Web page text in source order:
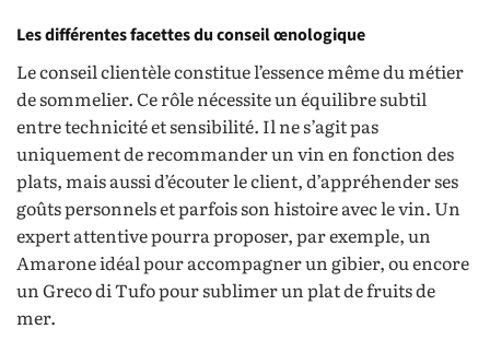
Les différentes facettes du conseil œnologique
Le conseil clientèle constitue l’essence même du métier
de sommelier. Ce rôle nécessite un équilibre subtil
entre technicité et sensibilité. Il ne s’agit pas
uniquement de recommander un vin en fonction des
plats, mais aussi d’écouter le client, d’appréhender ses
goûts personnels et parfois son histoire avec le vin. Un
expert attentive pourra proposer, par exemple, un
Amarone idéal pour accompagner un gibier, ou encore
un Greco di Tufo pour sublimer un plat de fruits de
mer.